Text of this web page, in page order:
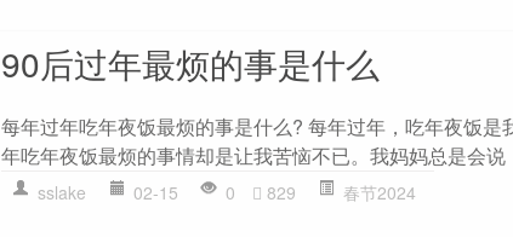
90后过年最烦的事是什么
每年过年吃年夜饭最烦的事是什么? 每年过年，吃年夜饭
年吃年夜饭最烦的事情却是让我苦恼不已。我妈妈总是会说
sslake 02-15 0 829 春节2024